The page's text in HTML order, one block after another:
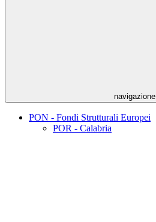
navigazione
PON - Fondi Strutturali Europei
POR - Calabria